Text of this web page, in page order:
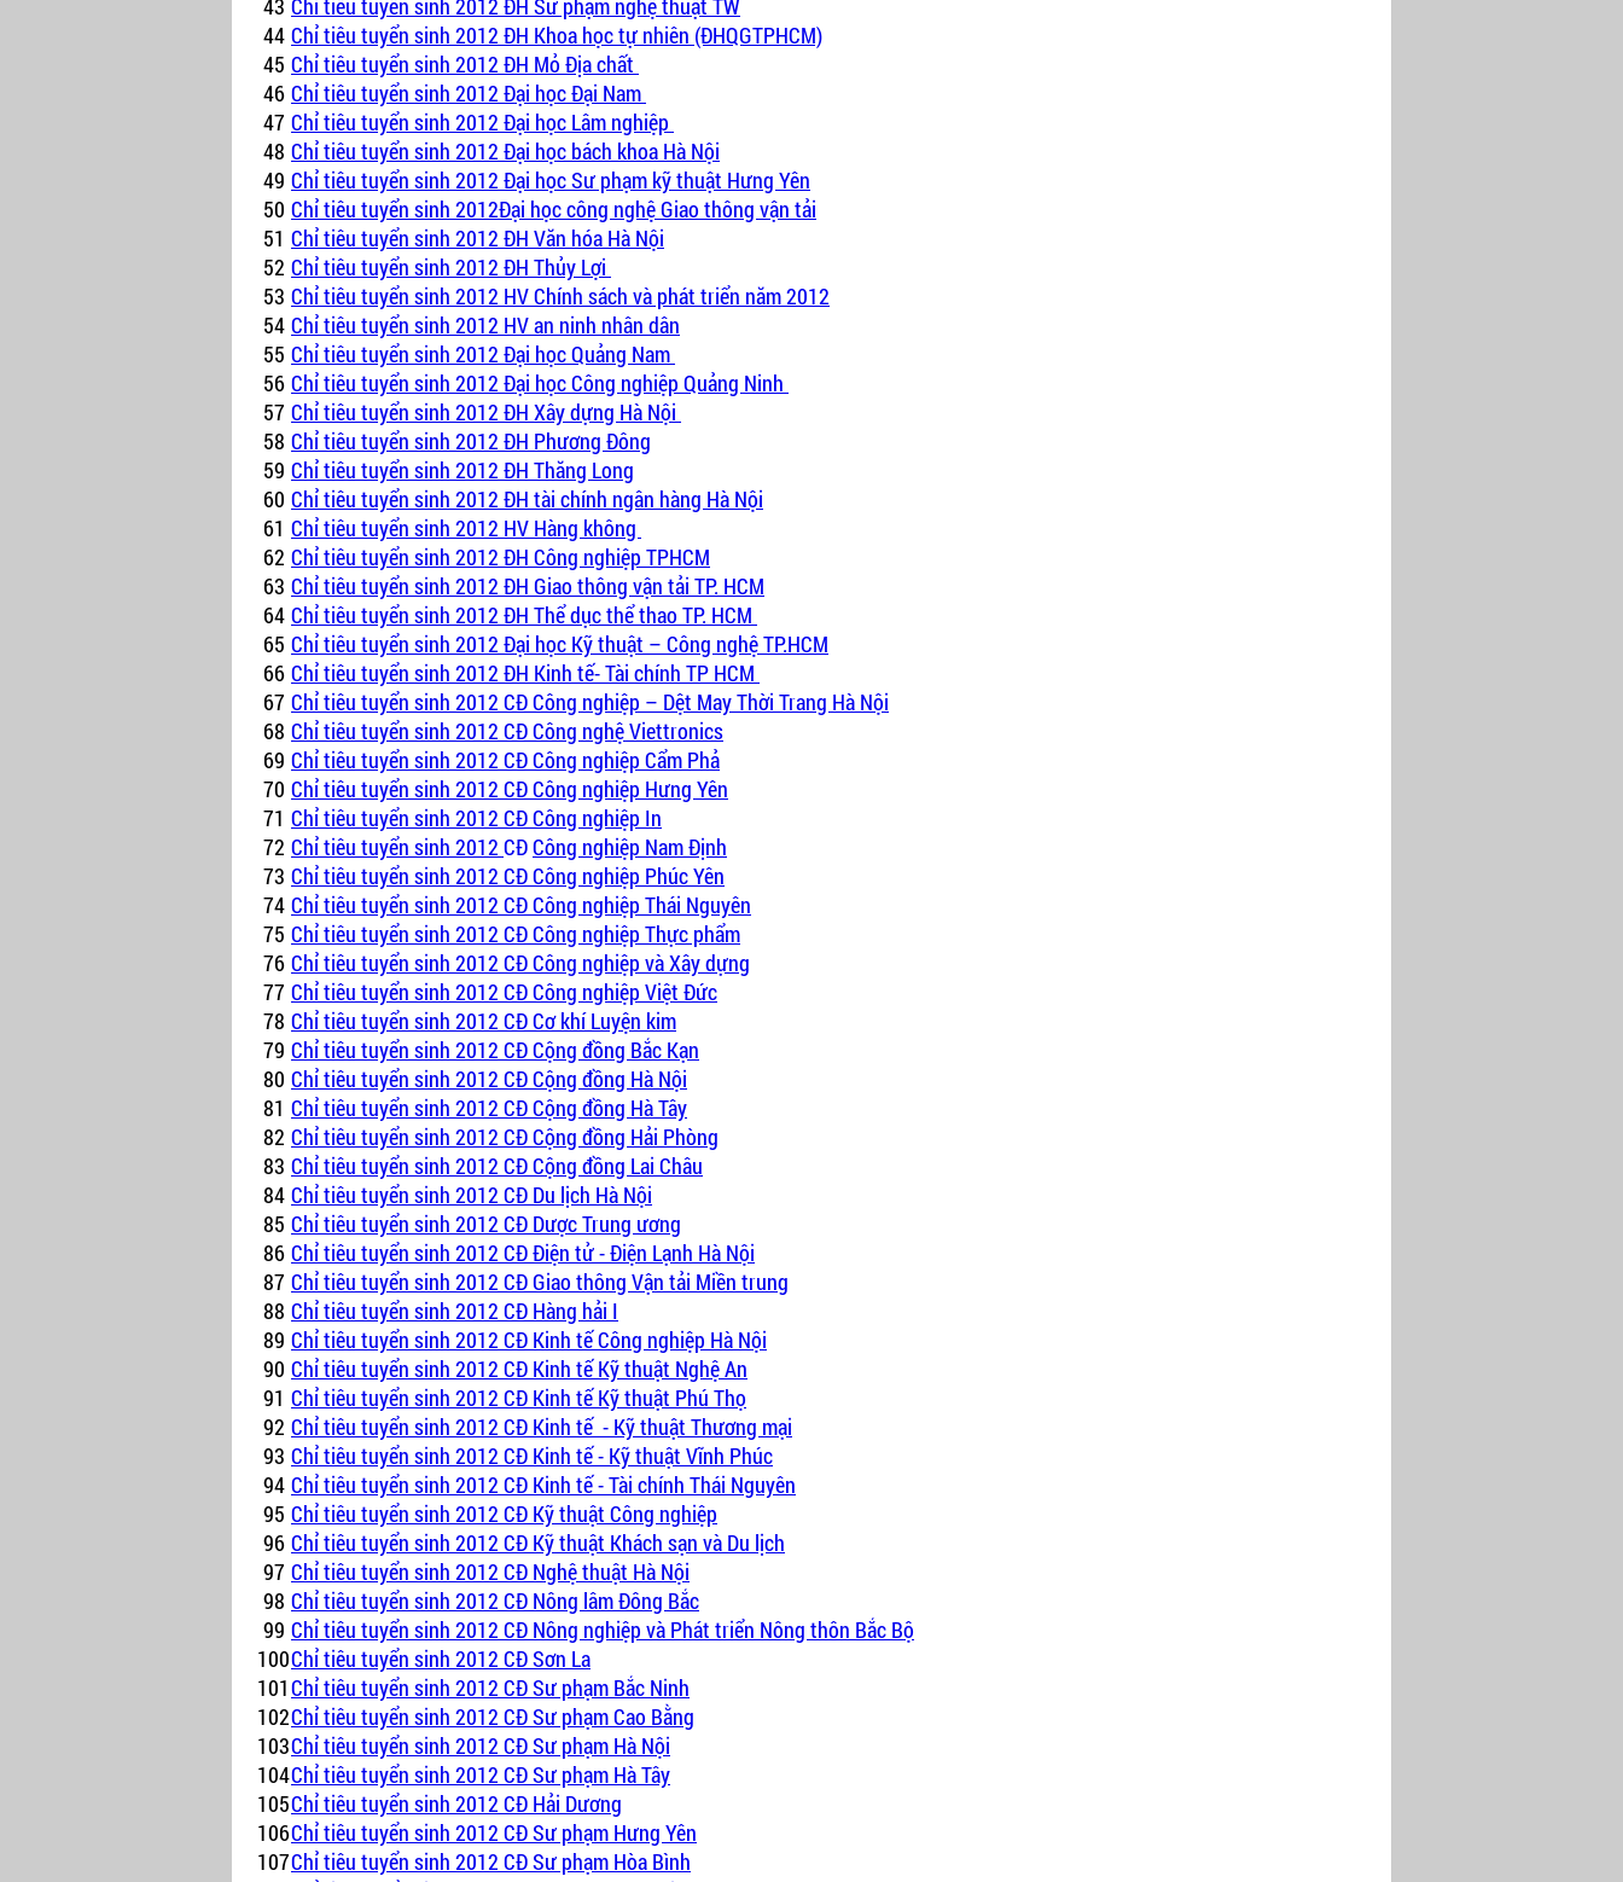
43 Chỉ tiêu tuyển sinh 2012 ĐH Sư phạm nghệ thuật TW
44 Chỉ tiêu tuyển sinh 2012 ĐH Khoa học tự nhiên (ĐHQGTPHCM)
45 Chỉ tiêu tuyển sinh 2012 ĐH Mỏ Địa chất
46 Chỉ tiêu tuyển sinh 2012 Đại học Đại Nam
47 Chỉ tiêu tuyển sinh 2012 Đại học Lâm nghiệp
48 Chỉ tiêu tuyển sinh 2012 Đại học bách khoa Hà Nội
49 Chỉ tiêu tuyển sinh 2012 Đại học Sư phạm kỹ thuật Hưng Yên
50 Chỉ tiêu tuyển sinh 2012Đại học công nghệ Giao thông vận tải
51 Chỉ tiêu tuyển sinh 2012 ĐH Văn hóa Hà Nội
52 Chỉ tiêu tuyển sinh 2012 ĐH Thủy Lợi
53 Chỉ tiêu tuyển sinh 2012 HV Chính sách và phát triển năm 2012
54 Chỉ tiêu tuyển sinh 2012 HV an ninh nhân dân
55 Chỉ tiêu tuyển sinh 2012 Đại học Quảng Nam
56 Chỉ tiêu tuyển sinh 2012 Đại học Công nghiệp Quảng Ninh
57 Chỉ tiêu tuyển sinh 2012 ĐH Xây dựng Hà Nội
58 Chỉ tiêu tuyển sinh 2012 ĐH Phương Đông
59 Chỉ tiêu tuyển sinh 2012 ĐH Thăng Long
60 Chỉ tiêu tuyển sinh 2012 ĐH tài chính ngân hàng Hà Nội
61 Chỉ tiêu tuyển sinh 2012 HV Hàng không
62 Chỉ tiêu tuyển sinh 2012 ĐH Công nghiệp TPHCM
63 Chỉ tiêu tuyển sinh 2012 ĐH Giao thông vận tải TP. HCM
64 Chỉ tiêu tuyển sinh 2012 ĐH Thể dục thể thao TP. HCM
65 Chỉ tiêu tuyển sinh 2012 Đại học Kỹ thuật – Công nghệ TP.HCM
66 Chỉ tiêu tuyển sinh 2012 ĐH Kinh tế- Tài chính TP HCM
67 Chỉ tiêu tuyển sinh 2012 CĐ Công nghiệp – Dệt May Thời Trang Hà Nội
68 Chỉ tiêu tuyển sinh 2012 CĐCông nghệ Viettronics
69 Chỉ tiêu tuyển sinh 2012 CĐ Công nghiệp Cẩm Phả
70 Chỉ tiêu tuyển sinh 2012 CĐ Công nghiệp Hưng Yên
71 Chỉ tiêu tuyển sinh 2012 CĐ Công nghiệp In
72 Chỉ tiêu tuyển sinh 2012 CĐCông nghiệp Nam Định
73 Chỉ tiêu tuyển sinh 2012 CĐ Công nghiệp Phúc Yên
74 Chỉ tiêu tuyển sinh 2012 CĐ Công nghiệp Thái Nguyên
75 Chỉ tiêu tuyển sinh 2012 CĐ Công nghiệp Thực phẩm
76 Chỉ tiêu tuyển sinh 2012 CĐ Công nghiệp và Xây dựng
77 Chỉ tiêu tuyển sinh 2012 CĐ Công nghiệp Việt Đức
78 Chỉ tiêu tuyển sinh 2012 CĐ Cơ khí Luyện kim
79 Chỉ tiêu tuyển sinh 2012 CĐ Cộng đồng Bắc Kạn
80 Chỉ tiêu tuyển sinh 2012 CĐ Cộng đồng Hà Nội
81 Chỉ tiêu tuyển sinh 2012 CĐ Cộng đồng Hà Tây
82 Chỉ tiêu tuyển sinh 2012 CĐ Cộng đồng Hải Phòng
83 Chỉ tiêu tuyển sinh 2012 CĐ Cộng đồng Lai Châu
84 Chỉ tiêu tuyển sinh 2012 CĐ Du lịch Hà Nội
85 Chỉ tiêu tuyển sinh 2012 CĐ Dược Trung ương
86 Chỉ tiêu tuyển sinh 2012 CĐ Điện tử - Điện Lạnh Hà Nội
87 Chỉ tiêu tuyển sinh 2012 CĐ Giao thông Vận tải Miền trung
88 Chỉ tiêu tuyển sinh 2012 CĐ Hàng hải I
89 Chỉ tiêu tuyển sinh 2012 CĐ Kinh tế Công nghiệp Hà Nội
90 Chỉ tiêu tuyển sinh 2012 CĐ Kinh tế Kỹ thuật Nghệ An
91 Chỉ tiêu tuyển sinh 2012 CĐ Kinh tế Kỹ thuật Phú Thọ
92 Chỉ tiêu tuyển sinh 2012 CĐ Kinh tế - Kỹ thuật Thương mại
93 Chỉ tiêu tuyển sinh 2012 CĐ Kinh tế - Kỹ thuật Vĩnh Phúc
94 Chỉ tiêu tuyển sinh 2012 CĐ Kinh tế - Tài chính Thái Nguyên
95 Chỉ tiêu tuyển sinh 2012 CĐ Kỹ thuật Công nghiệp
96 Chỉ tiêu tuyển sinh 2012 CĐ Kỹ thuật Khách sạn và Du lịch
97 Chỉ tiêu tuyển sinh 2012 CĐ Nghệ thuật Hà Nội
98 Chỉ tiêu tuyển sinh 2012 CĐ Nông lâm Đông Bắc
99 Chỉ tiêu tuyển sinh 2012 CĐ Nông nghiệp và Phát triển Nông thôn Bắc Bộ
100Chỉ tiêu tuyển sinh 2012 CĐ Sơn La
101Chỉ tiêu tuyển sinh 2012 CĐ Sư phạm Bắc Ninh
102Chỉ tiêu tuyển sinh 2012 CĐ Sư phạm Cao Bằng
103Chỉ tiêu tuyển sinh 2012 CĐ Sư phạm Hà Nội
104Chỉ tiêu tuyển sinh 2012 CĐ Sư phạm Hà Tây
105Chỉ tiêu tuyển sinh 2012 CĐ Hải Dương
106Chỉ tiêu tuyển sinh 2012 CĐ Sư phạm Hưng Yên
107Chỉ tiêu tuyển sinh 2012 CĐ Sư phạm Hòa Bình